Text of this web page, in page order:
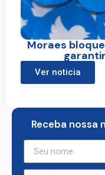
Moraes
Ver noticia
Receba